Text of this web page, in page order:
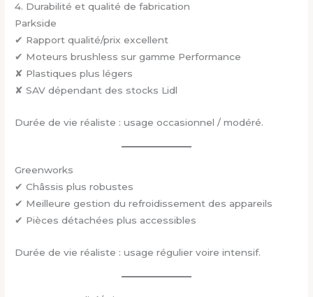
4. Durabilité et qualité de fabrication
Parkside
✔ Rapport qualité/prix excellent
✔ Moteurs brushless sur gamme Performance
✘ Plastiques plus légers
✘ SAV dépendant des stocks Lidl
Durée de vie réaliste : usage occasionnel / modéré.
Greenworks
✔ Châssis plus robustes
✔ Meilleure gestion du refroidissement des appareils
✔ Pièces détachées plus accessibles
Durée de vie réaliste : usage régulier voire intensif.